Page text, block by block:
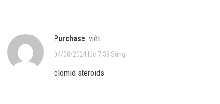
purchase viết:
04/08/2024 lúc 7:39 Sáng
clomid steroids